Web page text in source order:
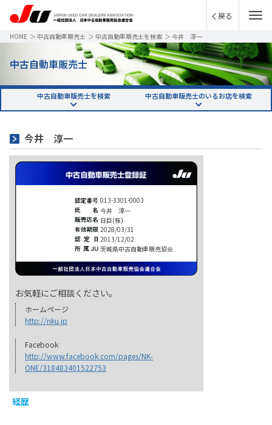
戻る
HOME ＞ 中古自動車販売士 ＞ 中古自動車販売士を検索 ＞ 今井 淳一
中古自動車販売士
中古自動車販売士を検索 中古自動車販売士のいるお店を検索
今井 淳一
013-3301-0003
今井 淳一
日巨(株)
2028/03/31
2013/12/02
茨城県中古自動車販売協会
お気軽にご相談ください。
ホームページ
http://nku.jp
Facebook
http://www.facebook.com/pages/NK-
ONE/318483401522753
経歴